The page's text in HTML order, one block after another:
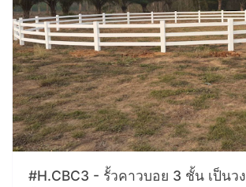
#H.CBC3 - รั้วคาวบอย 3 ชั้น เป็นวง